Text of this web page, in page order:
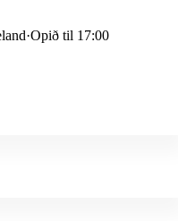
·Opið til 17:00